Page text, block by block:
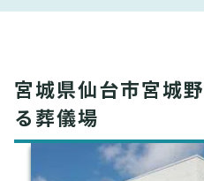
宮城県仙台市宮城
る葬儀場